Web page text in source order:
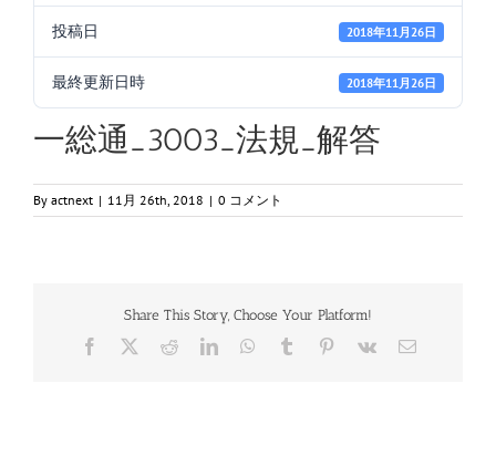
投稿日 2018年11月26日
最終更新日時 2018年11月26日
一総通_3003_法規_解答
By actnext | 11月 26th, 2018 | 0 コメント
Share This Story, Choose Your Platform!
Facebook RedditLinkedInWhatsApp
Tumblr Pinterest
Vk
電